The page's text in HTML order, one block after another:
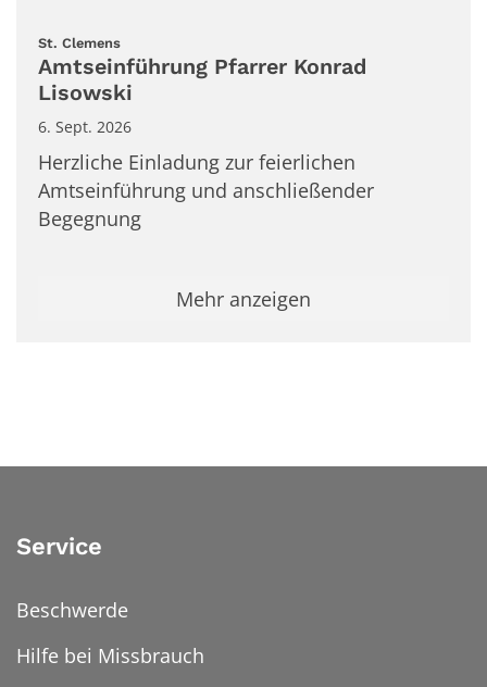
St. Clemens:
Amtseinführung Pfarrer Konrad
Lisowski
6. Sept. 2026
Herzliche Einladung zur feierlichen
Amtseinführung und anschließender
Begegnung
Mehr anzeigen
Service
Beschwerde
Hilfe bei Missbrauch